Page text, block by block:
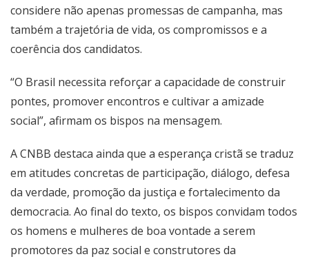
considere não apenas promessas de campanha, mas
também a trajetória de vida, os compromissos e a
coerência dos candidatos.
“O Brasil necessita reforçar a capacidade de construir
pontes, promover encontros e cultivar a amizade
social”, afirmam os bispos na mensagem.
A CNBB destaca ainda que a esperança cristã se traduz
em atitudes concretas de participação, diálogo, defesa
da verdade, promoção da justiça e fortalecimento da
democracia. Ao final do texto, os bispos convidam todos
os homens e mulheres de boa vontade a serem
promotores da paz social e construtores da